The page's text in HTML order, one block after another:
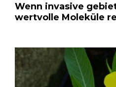
Wenn invasive
wertvolle Moleküle